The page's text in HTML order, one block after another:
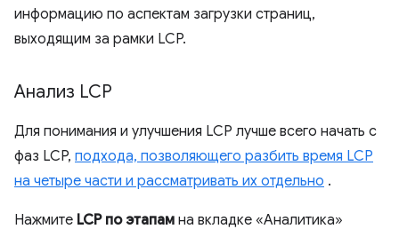
информацию по аспектам загрузки страниц,
выходящим за рамки LCP.
Анализ LCP
Для понимания и улучшения LCP лучше всего начать с
фаз LCP, подхода, позволяющего разбить время LCP
на четыре части и рассматривать их отдельно .
Нажмите LCP по этапам на вкладке «Аналитика»